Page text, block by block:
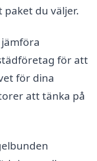
du väljer.
för att
för dina
att tänka på